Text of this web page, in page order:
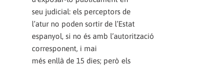
seu judicial: els perceptors de
l’atur no poden sortir de l’Estat
espanyol, si no és amb l’autorització
corresponent, i mai
més enllà de 15 dies; però els